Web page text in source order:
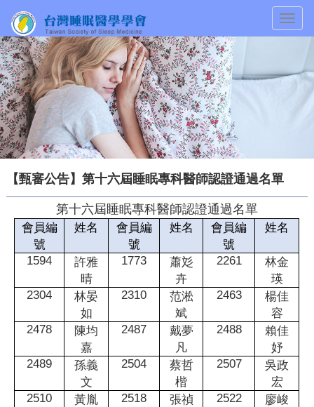
【甄審公告】第十六屆睡眠專科醫師認證通過名單
第十六屆睡眠專科醫師認證通過名單
會員編
號
姓名
會員編
號
姓名
會員編
號
姓名
1594
許雅
晴
1773
蕭彣
卉
2261
林金
瑛
2304
林晏
如
2310
范淞
斌
2463
楊佳
容
2478
陳均
嘉
2487
戴夢
凡
2488
賴佳
妤
2489
孫義
文
2504
蔡哲
楷
2507
吳政
宏
2510
黃胤
2518
張禎
2522
廖峻